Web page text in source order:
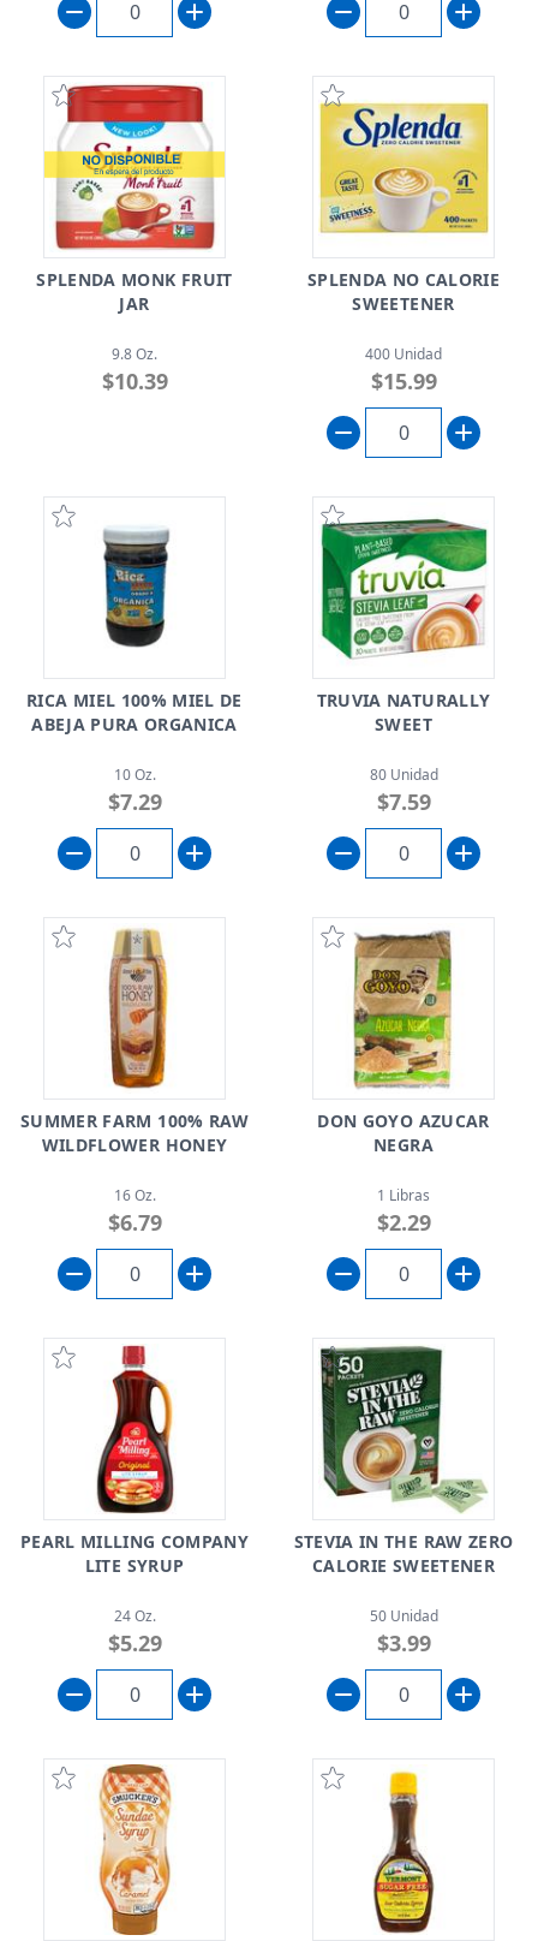
SPLENDA MONK FRUIT
JAR
9.8 Oz.
$10.39
SPLENDA NO CALORIE
SWEETENER
400 Unidad
$15.99
RICA MIEL 100% MIEL DE
ABEJA PURA ORGANICA
10 Oz.
$7.29
TRUVIA NATURALLY
SWEET
80 Unidad
$7.59
SUMMER FARM 100% RAW
WILDFLOWER HONEY
16 Oz.
$6.79
DON GOYO AZUCAR
NEGRA
1 Libras
$2.29
PEARL MILLING COMPANY
LITE SYRUP
24 Oz.
$5.29
STEVIA IN THE RAW ZERO
CALORIE SWEETENER
50 Unidad
$3.99